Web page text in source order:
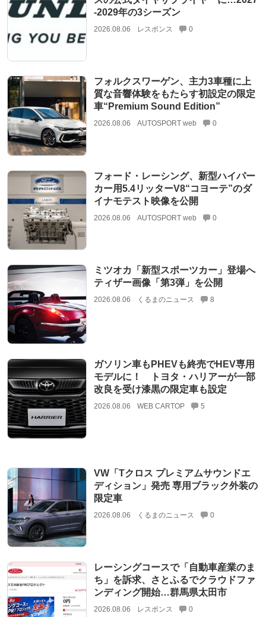
‐2029年の3シーズン
2026.08.06 レスポンス 0
フォルクスワーゲン、主力3車種に上
質な音響体験をもたらす初設定の限定
車“Premium Sound Edition”
2026.08.06 AUTOSPORT web 0
フォード・レーシング、新型ハイパー
カー用5.4リッターV8“コヨーテ”のダ
イナモテスト映像を公開
2026.08.06 AUTOSPORT web 0
ミツオカ「新型スポーツカー」登場へ
ティザー画像「第3弾」を公開
2026.08.06 くるまのニュース 8
ガソリン車もPHEVも終売でHEV専用
モデルに！ トヨタ・ハリアーが一部
改良を受け漆黒の限定車も設定
2026.08.06 WEB CARTOP 5
VW「Tクロス プレミアムサウンドエ
ディション」発売 専用ブラック外装の
限定車
2026.08.06 くるまのニュース 0
レーシングコースで「自動車産業のま
ち」を訴求、さとふるでクラウドファ
ンディング開始…群馬県太田市
2026.08.06 レスポンス 0